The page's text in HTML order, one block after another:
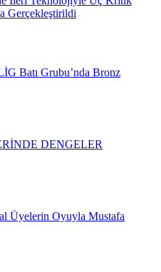
Gerçekleştirildi
Batı Grubu’nda Bronz
DENGELER
Üyelerin Oyuyla Mustafa